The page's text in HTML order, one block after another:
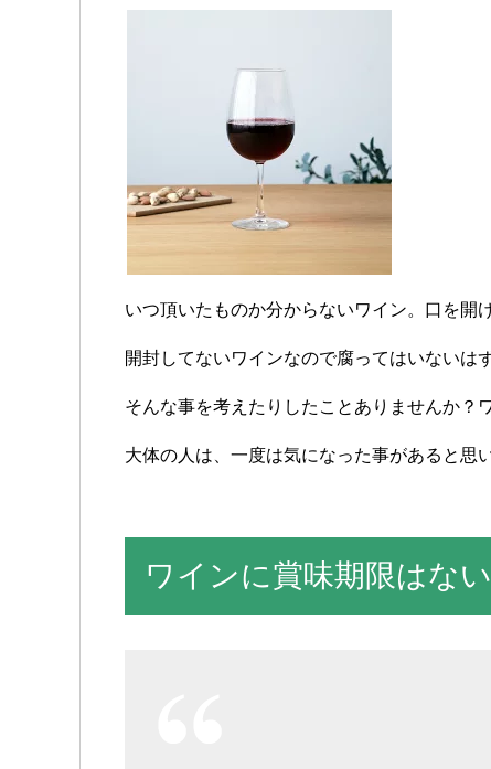
いつ頂いたものか分からないワイン。口を開
開封してないワインなので腐ってはいないは
そんな事を考えたりしたことありませんか？
大体の人は、一度は気になった事があると思
ワインに賞味期限はな